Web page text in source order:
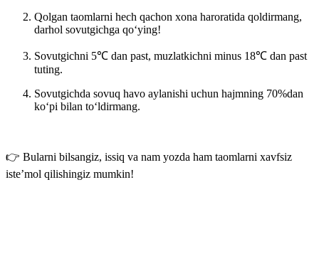
Qolgan taomlarni hech qachon xona haroratida qoldirmang,
darhol sovutgichga qo‘ying!
Sovutgichni 5℃ dan past, muzlatkichni minus 18℃ dan past
tuting.
Sovutgichda sovuq havo aylanishi uchun hajmning 70%dan
ko‘pi bilan to‘ldirmang.
👉 Bularni bilsangiz, issiq va nam yozda ham taomlarni xavfsiz
iste’mol qilishingiz mumkin!